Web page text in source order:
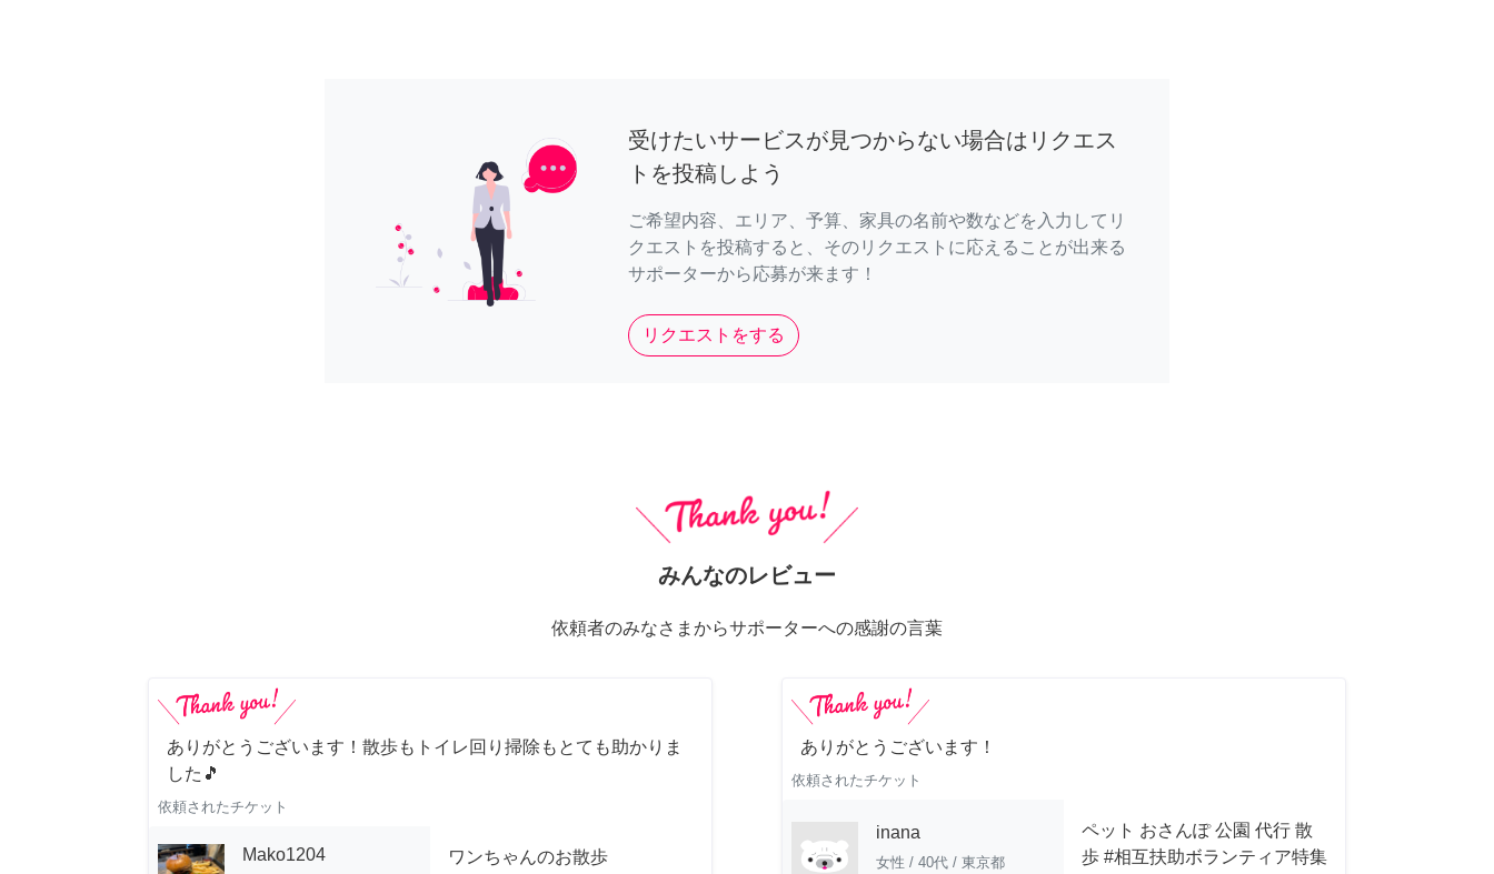
受けたいサービスが見つからない場合はリクエス
トを投稿しよう
ご希望内容、エリア、予算、家具の名前や数などを入力してリ
クエストを投稿すると、そのリクエストに応えることが出来る
サポーターから応募が来ます！
リクエストをする
みんなのレビュー
依頼者のみなさまからサポーターへの感謝の言葉
ありがとうございます！散歩もトイレ回り掃除もとても助かりま
した🎵
依頼されたチケット
Mako1204
ワンちゃんのお散歩
ありがとうございます！
依頼されたチケット
inana
女性 / 40代 / 東京都
ペット おさんぽ 公園 代行 散
歩 #相互扶助ボランティア特集